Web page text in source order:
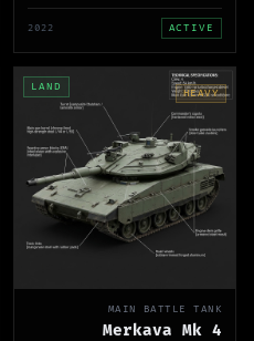
ACTIVE
2022
LAND
HEAVY
MAIN BATTLE TANK
Merkava Mk 4